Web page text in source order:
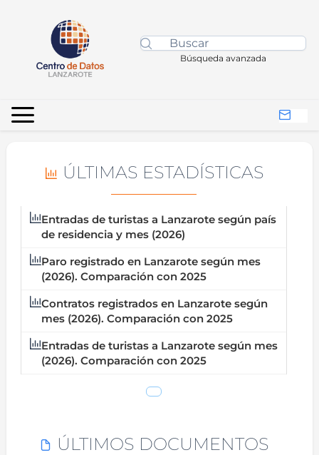
Búsqueda avanzada
ÚLTIMAS ESTADÍSTICAS
Entradas de turistas a Lanzarote según país
de residencia y mes (2026)
Paro registrado en Lanzarote según mes
(2026). Comparación con 2025
Contratos registrados en Lanzarote según
mes (2026). Comparación con 2025
Entradas de turistas a Lanzarote según mes
(2026). Comparación con 2025
ÚLTIMOS DOCUMENTOS